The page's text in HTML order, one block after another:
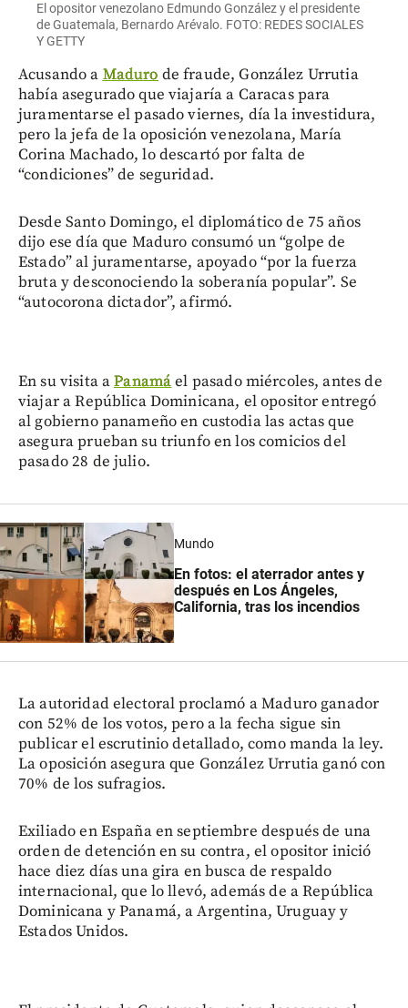
El opositor venezolano Edmundo González y el presidente
de Guatemala, Bernardo Arévalo. FOTO: REDES SOCIALES
Y GETTY
Acusando a Maduro de fraude, González Urrutia
había asegurado que viajaría a Caracas para
juramentarse el pasado viernes, día la investidura,
pero la jefa de la oposición venezolana, María
Corina Machado, lo descartó por falta de
“condiciones” de seguridad.
Desde Santo Domingo, el diplomático de 75 años
dijo ese día que Maduro consumó un “golpe de
Estado” al juramentarse, apoyado “por la fuerza
bruta y desconociendo la soberanía popular”. Se
“autocorona dictador”, afirmó.
En su visita aPanamáel pasado miércoles, antes de
viajar a República Dominicana, el opositor entregó
al gobierno panameño en custodia las actas que
asegura prueban su triunfo en los comicios del
pasado 28 de julio.
Mundo
En fotos: el aterrador antes y
después en Los Ángeles,
California, tras los incendios
La autoridad electoral proclamó a Maduro ganador
con 52% de los votos, pero a la fecha sigue sin
publicar el escrutinio detallado, como manda la ley.
La oposición asegura que González Urrutia ganó con
70% de los sufragios.
Exiliado en España en septiembre después de una
orden de detención en su contra, el opositor inició
hace diez días una gira en busca de respaldo
internacional, que lo llevó, además de a República
Dominicana y Panamá, a Argentina, Uruguay y
Estados Unidos.